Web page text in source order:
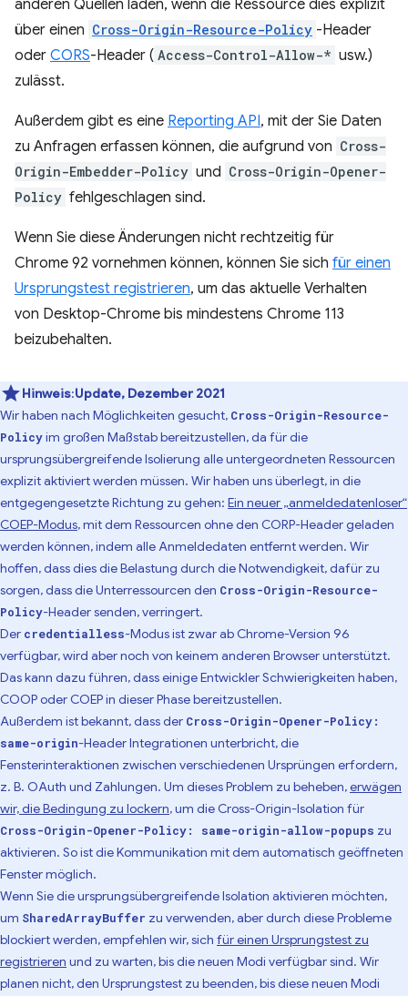
anderen Quellen laden, wenn die Ressource dies explizit
über einen Cross-Origin-Resource-Policy -Header
oder CORS-Header ( Access-Control-Allow-* usw.)
zulässt.
Außerdem gibt es eine Reporting API, mit der Sie Daten
zu Anfragen erfassen können, die aufgrund von Cross-
Origin-Embedder-Policy und Cross-Origin-Opener-
Policy fehlgeschlagen sind.
Wenn Sie diese Änderungen nicht rechtzeitig für
Chrome 92 vornehmen können, können Sie sich für einen
Ursprungstest registrieren, um das aktuelle Verhalten
von Desktop-Chrome bis mindestens Chrome 113
beizubehalten.
Hinweis:Update, Dezember 2021
Wir haben nach Möglichkeiten gesucht, Cross-Origin-Resource-
Policyim großen Maßstab bereitzustellen, da für die
ursprungsübergreifende Isolierung alle untergeordneten Ressourcen
explizit aktiviert werden müssen. Wir haben uns überlegt, in die
entgegengesetzte Richtung zu gehen: Ein neuer „anmeldedatenloser“
COEP-Modus, mit dem Ressourcen ohne den CORP-Header geladen
werden können, indem alle Anmeldedaten entfernt werden. Wir
hoffen, dass dies die Belastung durch die Notwendigkeit, dafür zu
sorgen, dass die Unterressourcen den Cross-Origin-Resource-
Policy-Header senden, verringert.
Der credentialless-Modus ist zwar ab Chrome-Version 96
verfügbar, wird aber noch von keinem anderen Browser unterstützt.
Das kann dazu führen, dass einige Entwickler Schwierigkeiten haben,
COOP oder COEP in dieser Phase bereitzustellen.
Außerdem ist bekannt, dass der Cross-Origin-Opener-Policy:
same-origin-Header Integrationen unterbricht, die
Fensterinteraktionen zwischen verschiedenen Ursprüngen erfordern,
z. B. OAuth und Zahlungen. Um dieses Problem zu beheben,erwägen
wir, die Bedingung zu lockern, um die Cross-Origin-Isolation für
Cross-Origin-Opener-Policy: same-origin-allow-popups zu
aktivieren. So ist die Kommunikation mit dem automatisch geöffneten
Fenster möglich.
Wenn Sie die ursprungsübergreifende Isolation aktivieren möchten,
um SharedArrayBuffer zu verwenden, aber durch diese Probleme
blockiert werden, empfehlen wir, sich für einen Ursprungstest zu
registrieren und zu warten, bis die neuen Modi verfügbar sind. Wir
planen nicht, den Ursprungstest zu beenden, bis diese neuen Modi